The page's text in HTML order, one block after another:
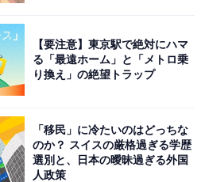
まだ若い感じに見えるのでび
森県）、「組み合わせが意外
るイメージがなく、松岡茉優
テリアスな雰囲気があったた
った時はとても驚きました」
【要注意】東京駅で絶対にハマ
る「最遠ホーム」と「メトロ乗
り換え」の絶望トラップ
「移民」に冷たいのはどっちな
のか？ スイスの厳格過ぎる学歴
選別と、日本の曖昧過ぎる外国
人政策